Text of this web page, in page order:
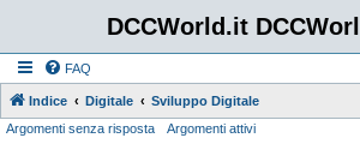
DCCWorld.it
FAQ
Indice Digitale Sviluppo Digitale
Argomenti senza risposta Argomenti attivi